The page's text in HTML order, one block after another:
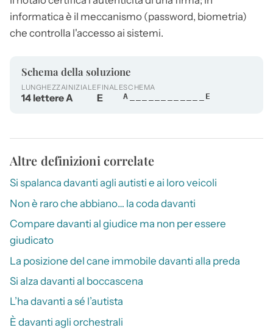
informatica è il meccanismo (password, biometria)
che controlla l'accesso ai sistemi.
Schema della soluzione
LUNGHEZZA
14 lettere
INIZIALE
A
FINALE
E
SCHEMA
A____________E
Altre definizioni correlate
Si spalanca davanti agli autisti e ai loro veicoli
Non è raro che abbiano… la coda davanti
Compare davanti al giudice ma non per essere
giudicato
La posizione del cane immobile davanti alla preda
Si alza davanti al boccascena
L’ha davanti a sé l’autista
È davanti agli orchestrali